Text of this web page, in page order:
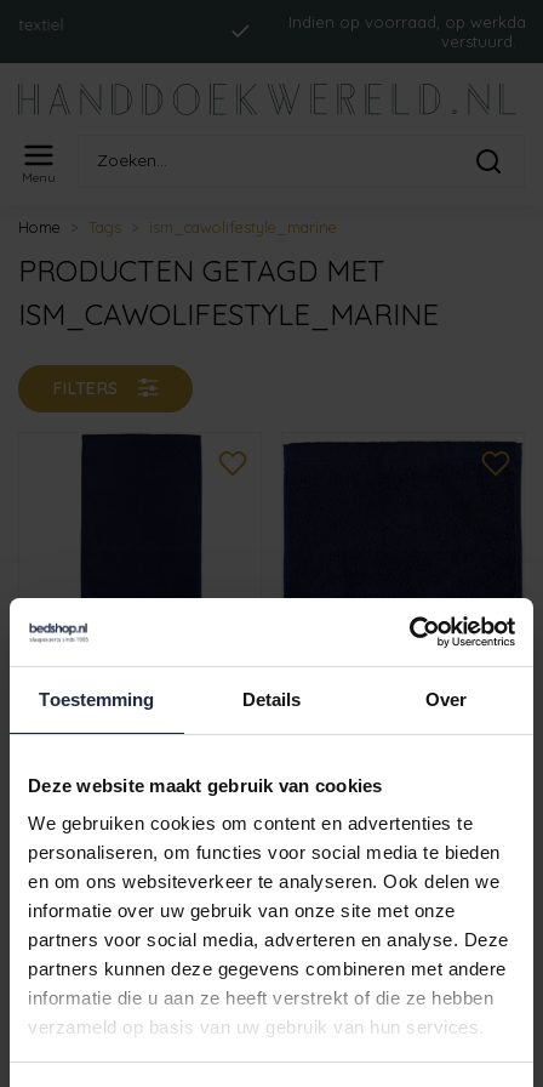
Toestemming Details Over
Deze website maakt gebruik van cookies
We gebruiken cookies om content en advertenties te
personaliseren, om functies voor social media te bieden
en om ons websiteverkeer te analyseren. Ook delen we
informatie over uw gebruik van onze site met onze
partners voor social media, adverteren en analyse. Deze
partners kunnen deze gegevens combineren met andere
informatie die u aan ze heeft verstrekt of die ze hebben
verzameld op basis van uw gebruik van hun services.
Indien op voorraad, op werkdagen
verstuurd.
Menu
Home Tags ism_cawolifestyle_marine
PRODUCTEN GETAGD MET
ISM_CAWOLIFESTYLE_MARINE
FILTERS
Cawö Lifestyle Uni
Douchelaken Marine
Cawö Lifestyle Uni